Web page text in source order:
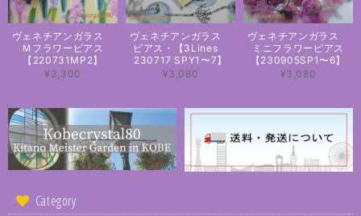
ヴェネチアンガラス
Ｍフラワーピアス
【220731MP2】
¥3,300
ヴェネチアンガラス
ピアス・【3Lines
230717 SPY1〜7】
¥3,080
ヴェネチアンガラス
ミニフラワーピアス
【230905SP1〜6】
¥3,080
Category